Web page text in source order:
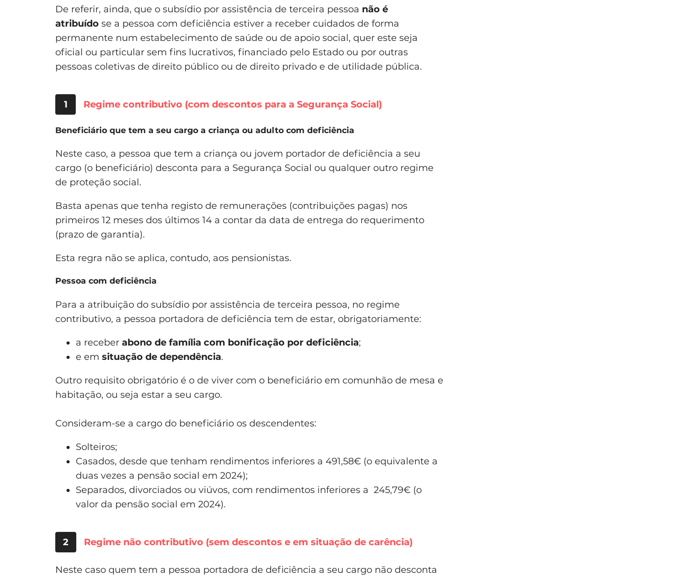
De referir, ainda, que o subsídio por assistência de terceira pessoa não é
atribuído se a pessoa com deficiência estiver a receber cuidados de forma
permanente num estabelecimento de saúde ou de apoio social, quer este seja
oficial ou particular sem fins lucrativos, financiado pelo Estado ou por outras
pessoas coletivas de direito público ou de direito privado e de utilidade pública.
1 Regime contributivo (com descontos para a Segurança Social)
Beneficiário que tem a seu cargo a criança ou adulto com deficiência
Neste caso, a pessoa que tem a criança ou jovem portador de deficiência a seu
cargo (o beneficiário) desconta para a Segurança Social ou qualquer outro regime
de proteção social.
Basta apenas que tenha registo de remunerações (contribuições pagas) nos
primeiros 12 meses dos últimos 14 a contar da data de entrega do requerimento
(prazo de garantia).
Esta regra não se aplica, contudo, aos pensionistas.
Pessoa com deficiência
Para a atribuição do subsídio por assistência de terceira pessoa, no regime
contributivo, a pessoa portadora de deficiência tem de estar, obrigatoriamente:
a receber abono de família com bonificação por deficiência;
e em situação de dependência.
Outro requisito obrigatório é o de viver com o beneficiário em comunhão de mesa e
habitação, ou seja estar a seu cargo.
Consideram-se a cargo do beneficiário os descendentes:
Solteiros;
Casados, desde que tenham rendimentos inferiores a 491,58€ (o equivalente a
duas vezes a pensão social em 2024);
Separados, divorciados ou viúvos, com rendimentos inferiores a 245,79€ (o
valor da pensão social em 2024).
2 Regime não contributivo (sem descontos e em situação de carência)
Neste caso quem tem a pessoa portadora de deficiência a seu cargo não desconta